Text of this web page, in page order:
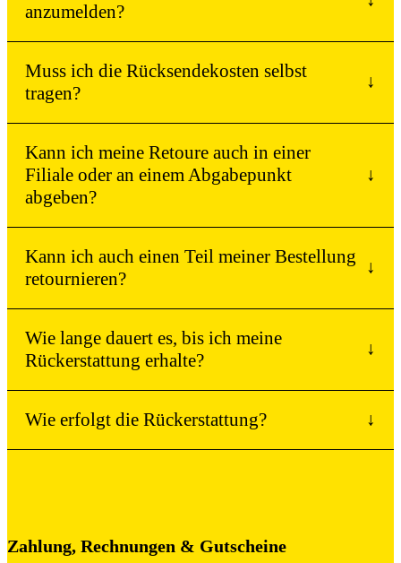
anzumelden?
Muss ich die Rücksendekosten selbst
tragen?
↓
Kann ich meine Retoure auch in einer
Filiale oder an einem Abgabepunkt
abgeben?
↓
Kann ich auch einen Teil meiner Bestellung
retournieren?
↓
Wie lange dauert es, bis ich meine
Rückerstattung erhalte?
↓
Wie erfolgt die Rückerstattung? ↓
Zahlung, Rechnungen & Gutscheine